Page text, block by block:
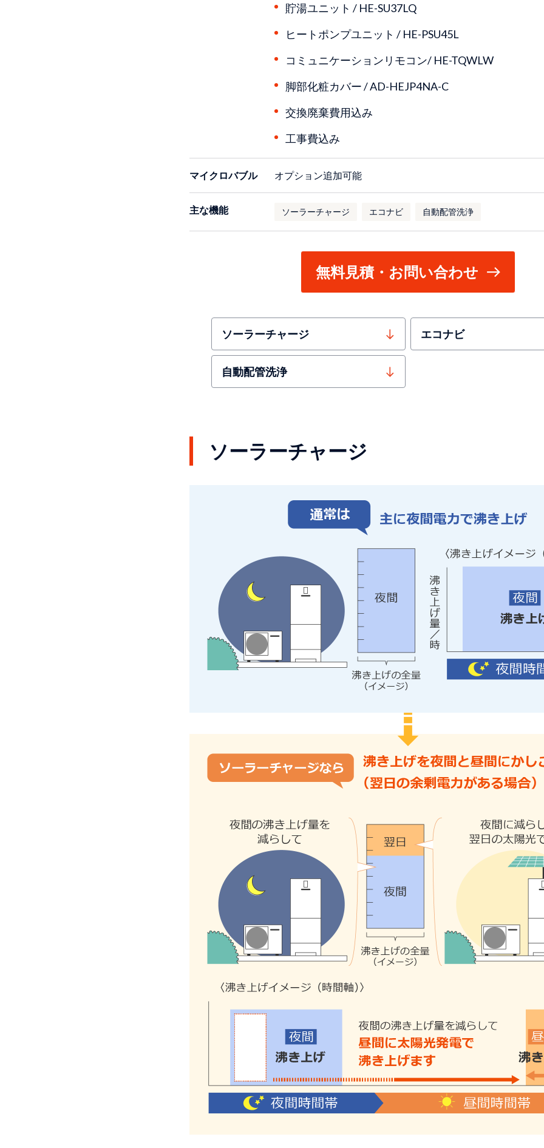
貯湯ユニット / HE-SU37LQ
ヒートポンプユニット / HE-PSU45L
コミュニケーションリモコン/ HE-TQWLW
脚部化粧カバー /AD-HEJP4NA-C
交換廃棄費用込み
工事費込み
マイクロバブル オプション追加可能
主な機能 ソーラーチャージ エコナビ 自動配管洗浄
無料見積・お問い合わせ
ソーラーチャージ エコナビ
自動配管洗浄
ソーラーチャージ